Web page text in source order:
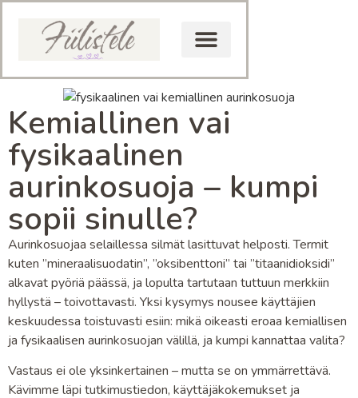
Kemiallinen vai
fysikaalinen
aurinkosuoja – kumpi
sopii sinulle?
Aurinkosuojaa selaillessa silmät lasittuvat helposti. Termit
kuten ”mineraalisuodatin”, ”oksibenttoni” tai ”titaanidioksidi”
alkavat pyöriä päässä, ja lopulta tartutaan tuttuun merkkiin
hyllystä – toivottavasti. Yksi kysymys nousee käyttäjien
keskuudessa toistuvasti esiin: mikä oikeasti eroaa kemiallisen
ja fysikaalisen aurinkosuojan välillä, ja kumpi kannattaa valita?
Vastaus ei ole yksinkertainen – mutta se on ymmärrettävä.
Kävimme läpi tutkimustiedon, käyttäjäkokemukset ja